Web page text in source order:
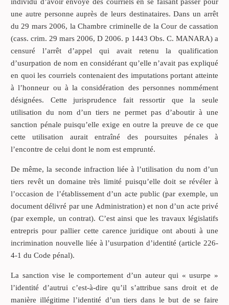
une autre personne auprès de leurs destinataires. Dans un arrêt
du 29 mars 2006, la Chambre criminelle de la Cour de cassation
(cass. crim. 29 mars 2006, D 2006. p 1443 Obs. C. MANARA) a
censuré l’arrêt d’appel qui avait retenu la qualification
d’usurpation de nom en considérant qu’elle n’avait pas expliqué
en quoi les courriels contenaient des imputations portant atteinte
à l’honneur ou à la considération des personnes nommément
désignées. Cette jurisprudence fait ressortir que la seule
utilisation du nom d’un tiers ne permet pas d’aboutir à une
sanction pénale puisqu’elle exige en outre la preuve de ce que
cette utilisation aurait entraîné des poursuites pénales à
l’encontre de celui dont le nom est emprunté.
De même, la seconde infraction liée à l’utilisation du nom d’un
tiers revêt un domaine très limité puisqu’elle doit se révéler à
l’occasion de l’établissement d’un acte public (par exemple, un
document délivré par une Administration) et non d’un acte privé
(par exemple, un contrat). C’est ainsi que les travaux législatifs
entrepris pour pallier cette carence juridique ont abouti à une
incrimination nouvelle liée à l’usurpation d’identité (article 226-
4-1 du Code pénal).
La sanction vise le comportement d’un auteur qui « usurpe »
l’identité d’autrui c’est-à-dire qu’il s’attribue sans droit et de
manière illégitime l’identité d’un tiers dans le but de se faire